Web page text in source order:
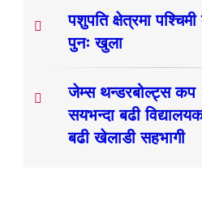
पशुपति क्षेत्रमा पश्चिमी
पुनः खुला
जेम्स थन्डरबोल्ट्स
सयभन्दा बढी
बढी खेलाडी सहभागी